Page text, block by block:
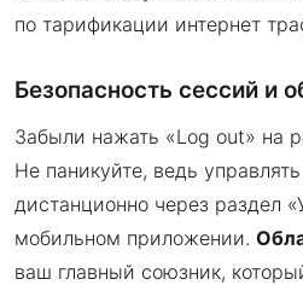
по тарификации интернет
Безопасность сессий и
Забыли нажать «Log out» на
Не паникуйте, ведь
дистанционно через раздел
мобильном приложении.
ваш главный союзник,